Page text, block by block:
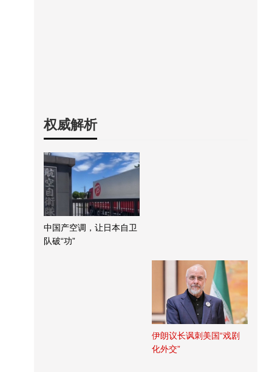
权威解析
中国产空调，让日本自卫
队破“功”
伊朗议长讽刺美国“戏剧
化外交”